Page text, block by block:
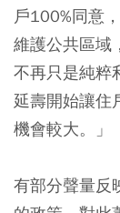
戶100%同意
維護公共區域
不再只是純粹
延壽開始讓住
機會較大。」
有部分聲量反